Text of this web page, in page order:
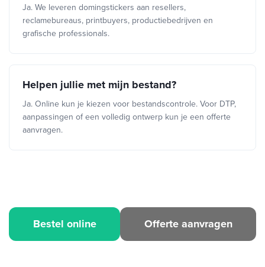
Ja. We leveren domingstickers aan resellers,
reclamebureaus, printbuyers, productiebedrijven en
grafische professionals.
Helpen jullie met mijn bestand?
Ja. Online kun je kiezen voor bestandscontrole. Voor DTP,
aanpassingen of een volledig ontwerp kun je een offerte
aanvragen.
Bestel online Offerte aanvragen